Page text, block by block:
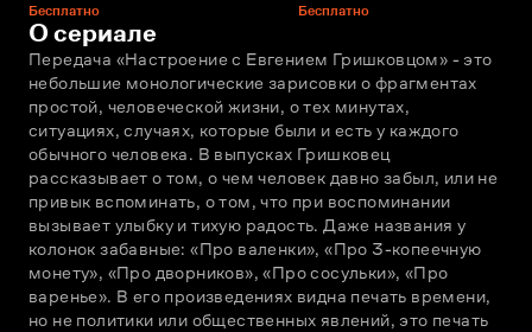
Бесплатно Бесплатно
О сериале
Передача «Настроение с Евгением Гришковцом» - это
небольшие монологические зарисовки о фрагментах
простой, человеческой жизни, о тех минутах,
ситуациях, случаях, которые были и есть у каждого
обычного человека. В выпусках Гришковец
рассказывает о том, о чем человек давно забыл, или не
привык вспоминать, о том, что при воспоминании
вызывает улыбку и тихую радость. Даже названия у
колонок забавные: «Про валенки», «Про 3-копеечную
монету», «Про дворников», «Про сосульки», «Про
варенье». В его произведениях видна печать времени,
но не политики или общественных явлений, это печать